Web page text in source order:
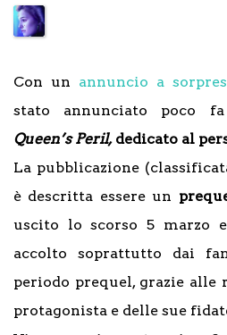
Con un annuncio a
stato annunciato poco
Queen’s Peril,dedicato al
La pubblicazione
è descritta essere un
uscito lo scorso 5 marzo
accolto soprattutto dai
periodo prequel, grazie alle
protagonista e delle sue